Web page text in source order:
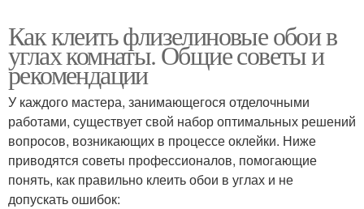
Как клеить флизелиновые обои в
углах комнаты. Общие советы и
рекомендации
У каждого мастера, занимающегося отделочными
работами, существует свой набор оптимальных решений
вопросов, возникающих в процессе оклейки. Ниже
приводятся советы профессионалов, помогающие
понять, как правильно клеить обои в углах и не
допускать ошибок: